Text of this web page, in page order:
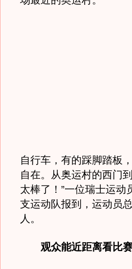
自行车，有的踩脚踏板
自在。从奥运村的西门
太棒了！”一位瑞士运
支运动队报到，运动员
人。
观众能近距离看比